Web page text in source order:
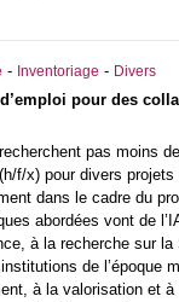
- Inventoriage - Divers
pour des
pas moins
f/x) pour divers
dans le cadre du
abordées vont de
à la recherche sur la
de l’époque
à la valorisation et à